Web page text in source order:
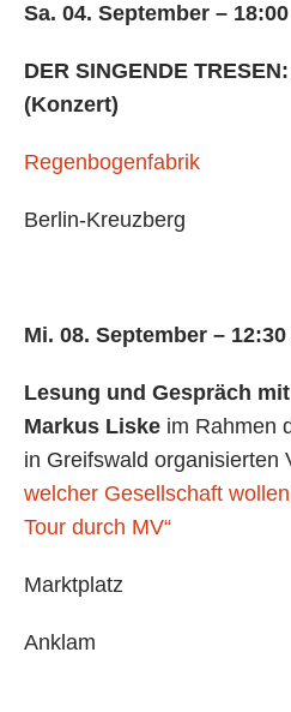
Sa. 04. September – 18:00
DER SINGENDE
(Konzert)
Regenbogenfabrik
Berlin-Kreuzberg
Mi. 08. September –
Lesung und Gespräch
Markus Liskeim Rahmen
in Greifswald organisierten
welcher Gesellschaft
Tour durch MV“
Marktplatz
Anklam